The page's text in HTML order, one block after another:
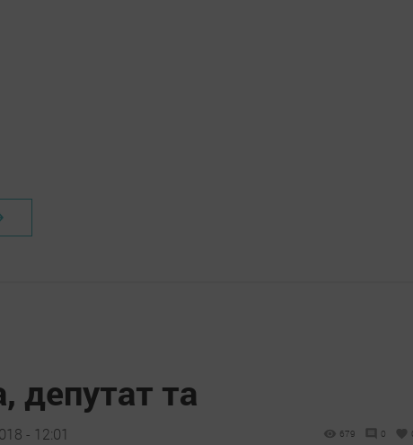
депутат та
- 12:01 679 0